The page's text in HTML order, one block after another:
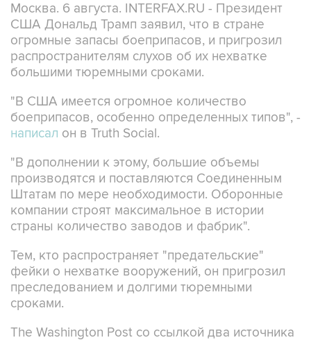
Москва. 6 августа. INTERFAX.RU - Президент
США Дональд Трамп заявил, что в стране
огромные запасы боеприпасов, и пригрозил
распространителям слухов об их нехватке
большими тюремными сроками.
"В США имеется огромное количество
боеприпасов, особенно определенных типов", -
написал он в Truth Social.
"В дополнении к этому, большие объемы
производятся и поставляются Соединенным
Штатам по мере необходимости. Оборонные
компании строят максимальное в истории
страны количество заводов и фабрик".
Тем, кто распространяет "предательские"
фейки о нехватке вооружений, он пригрозил
преследованием и долгими тюремными
сроками.
The Washington Post со ссылкой два источника